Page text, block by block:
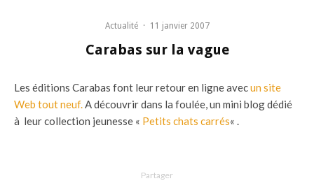
Actualité · 11 janvier 2007
Carabas sur la vague
Les éditions Carabas font leur retour en ligne avecun site
Web tout neuf.A découvrir dans la foulée, un mini blog dédié
à leur collection jeunesse « Petits chats carrés« .
Partager